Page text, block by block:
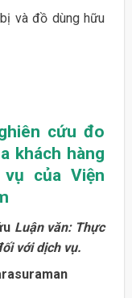
và đồ dùng hữu
cứu đo
khách hàng
của Viện
Luận văn: Thực
với dịch vụ.